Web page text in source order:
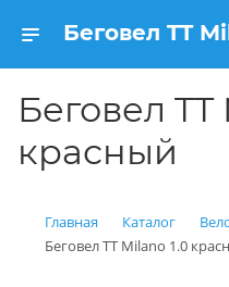
Беговел TT
красный
Главная Каталог
Беговел TT Milano 1.0